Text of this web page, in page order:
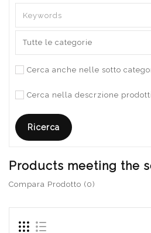
Cerca anche nelle sotto
Cerca nella descrzione prodotti
Products meeting the
Compara Prodotto (0)